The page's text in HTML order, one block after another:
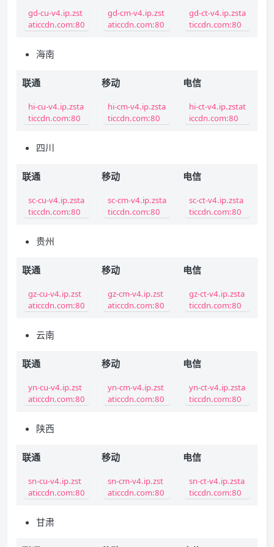
gd-cu-v4.ip.zst
aticcdn.com:80
gd-cm-v4.ip.zst
aticcdn.com:80
gd-ct-v4.ip.zsta
ticcdn.com:80
海南
联通 移动 电信
hi-cu-v4.ip.zsta
ticcdn.com:80
hi-cm-v4.ip.zsta
ticcdn.com:80
hi-ct-v4.ip.zstat
iccdn.com:80
四川
联通 移动 电信
sc-cu-v4.ip.zsta
ticcdn.com:80
sc-cm-v4.ip.zsta
ticcdn.com:80
sc-ct-v4.ip.zsta
ticcdn.com:80
贵州
联通 移动 电信
gz-cu-v4.ip.zst
aticcdn.com:80
gz-cm-v4.ip.zst
aticcdn.com:80
gz-ct-v4.ip.zsta
ticcdn.com:80
云南
联通 移动 电信
yn-cu-v4.ip.zst
aticcdn.com:80
yn-cm-v4.ip.zst
aticcdn.com:80
yn-ct-v4.ip.zsta
ticcdn.com:80
陕西
联通 移动 电信
sn-cu-v4.ip.zst
aticcdn.com:80
sn-cm-v4.ip.zst
aticcdn.com:80
sn-ct-v4.ip.zsta
ticcdn.com:80
甘肃